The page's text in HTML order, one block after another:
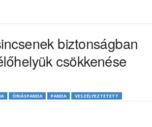
biztonságban
csökkenése
ÓRIÁSPANDA PANDA VESZÉLYEZTETETT